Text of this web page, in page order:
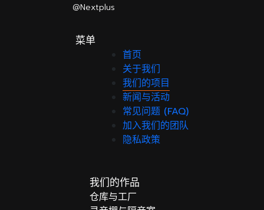
@Nextplus
菜单
首页
关于我们
我们的项目
新闻与活动
常见问题 (FAQ)
加入我们的团队
隐私政策
我们的作品
仓库与工厂